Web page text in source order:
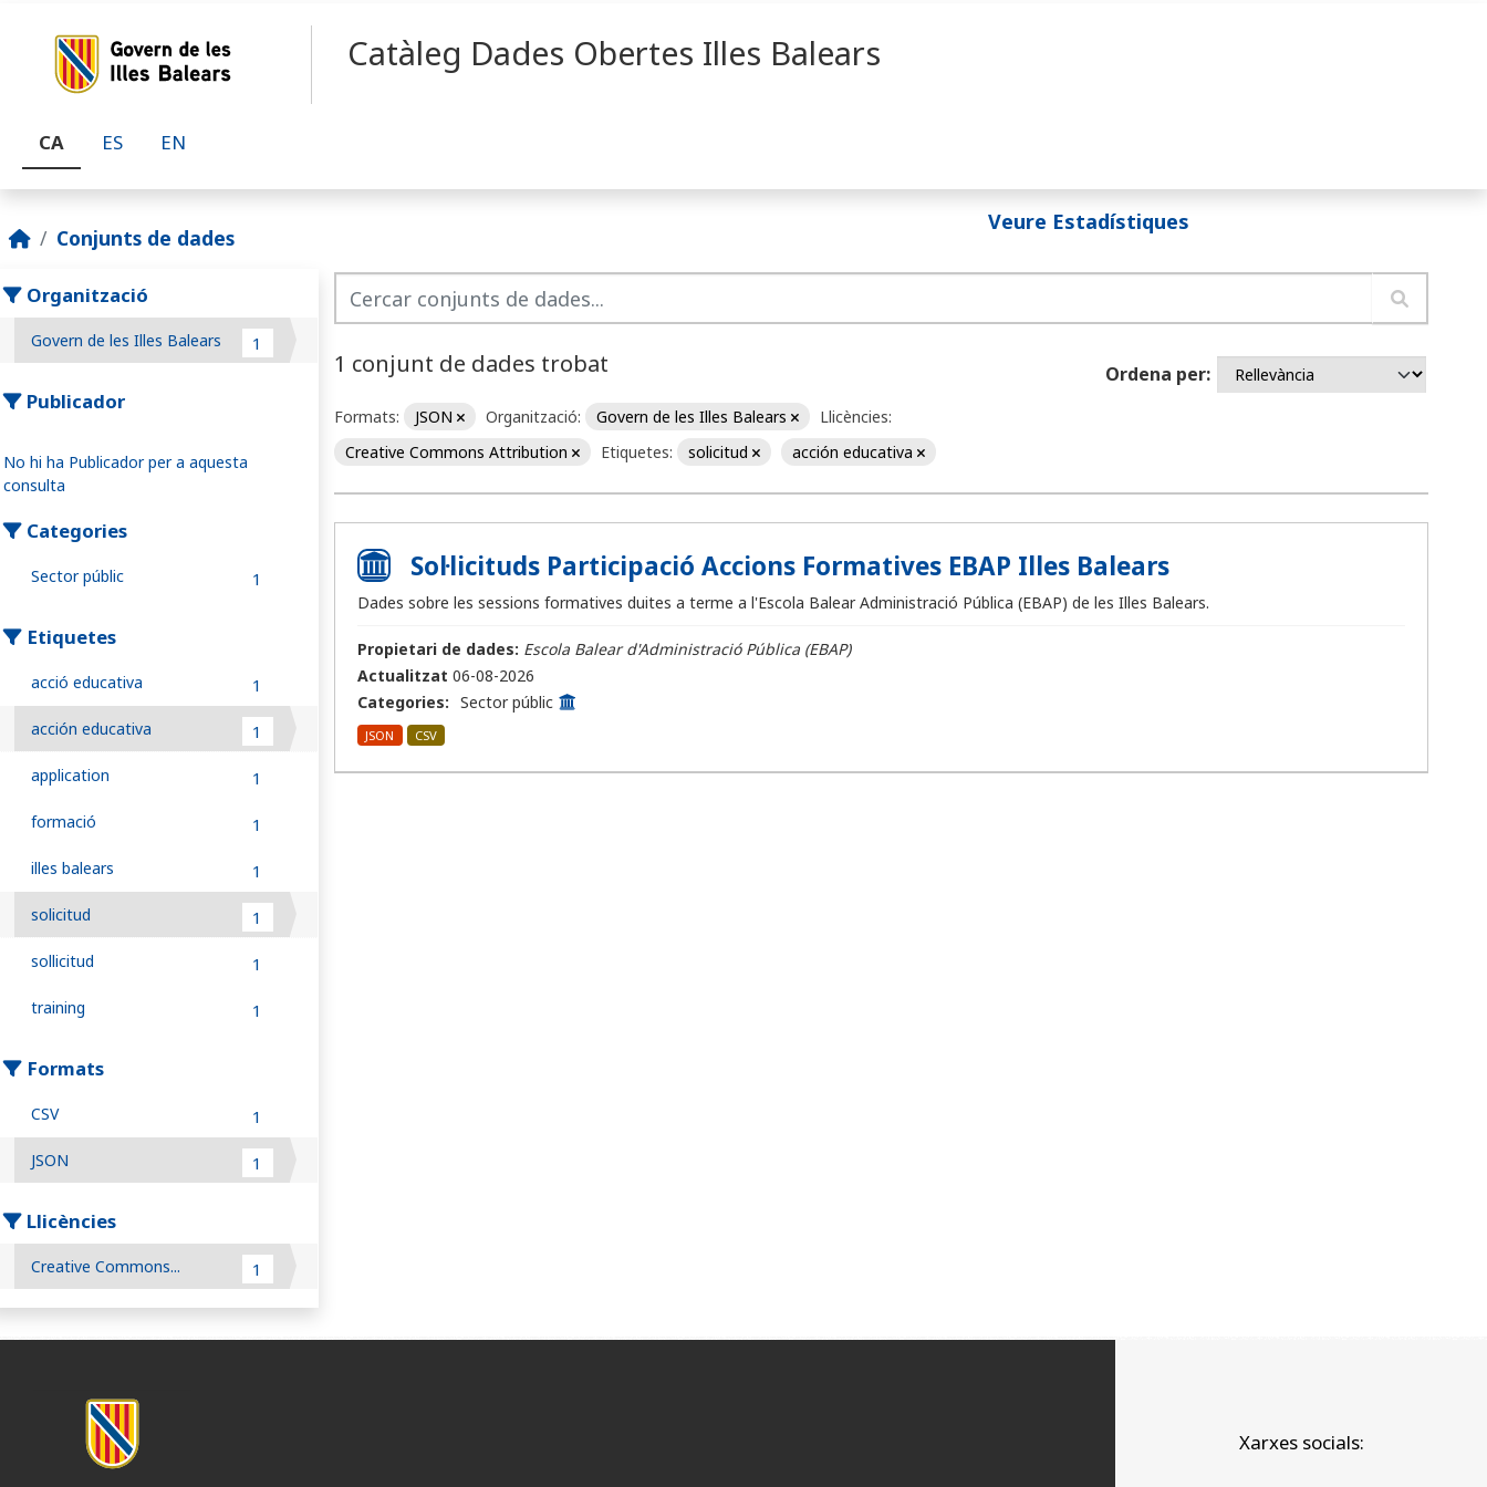
Catàleg Dades Obertes Illes Balears
CA ES EN
Veure Estadístiques
Conjunts de dades
Organització
Govern de les Illes Balears 1
Publicador
No hi ha Publicador per a aquesta
consulta
Categories
Sector públic 1
Etiquetes
acció educativa 1
acción educativa 1
application 1
formació 1
illes balears 1
solicitud 1
sollicitud 1
training 1
Formats
CSV 1
JSON 1
Llicències
Creative Commons... 1
Ordena per
1 conjunt de dades trobat
Formats: JSON Organització: Govern de les Illes Balears
Llicències:
Creative Commons Attribution
Etiquetes: solicitud acción educativa
Sol·licituds Participació Accions Formatives EBAP Illes Balears
Dades sobre les sessions formatives duites a terme a l'Escola Balear Administració Pública (EBAP) de les Illes Balears.
Propietari de dades: Escola Balear d'Administració Pública (EBAP)
Actualitzat 06-08-2026
Categories: Sector públic
JSON CSV
Xarxes socials: